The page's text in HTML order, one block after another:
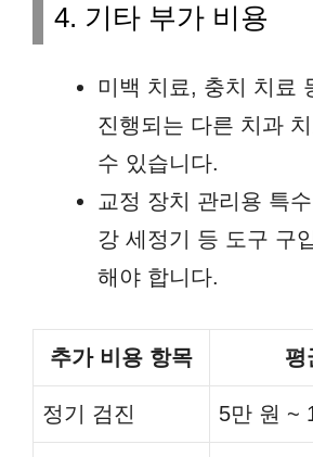
4. 기타 부가 비용
미백 치료, 충치 치료
진행되는 다른 치과
수 있습니다.
교정 장치 관리용 특
강 세정기 등 도구 구
해야 합니다.
추가 비용 항목 평
정기 검진 5만 원 ~